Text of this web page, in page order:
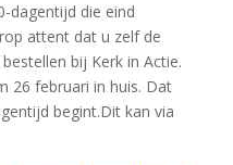
dagentijd die eind
attent dat u zelf de
bij Kerk in Actie.
26 februari in huis. Dat
begint.Dit kan via